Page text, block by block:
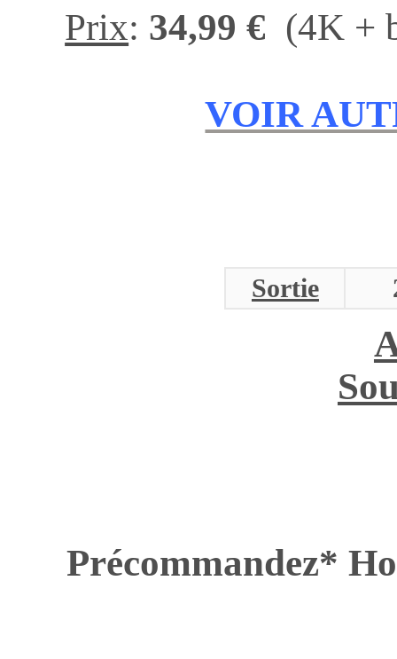
Prix: 34,99 € (4K +
VOIR
Sortie
Précommandez*